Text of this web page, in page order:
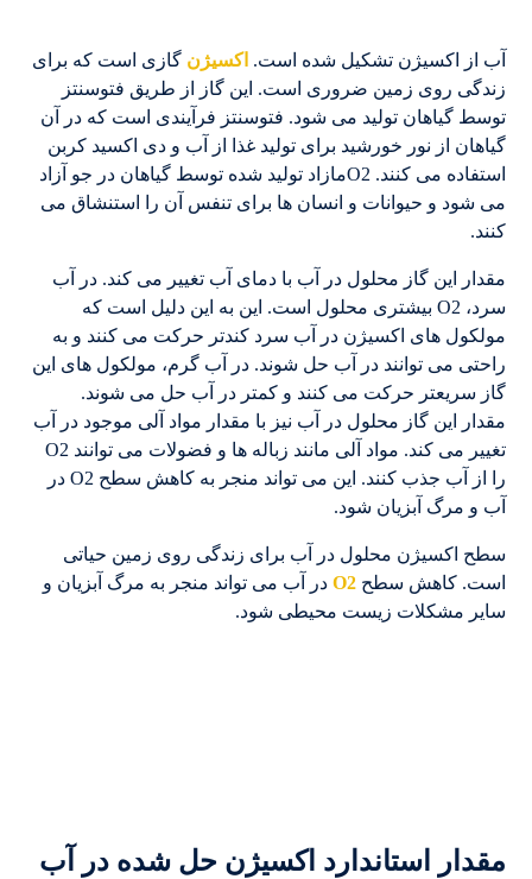
آب از اکسیژن تشکیل شده است. اکسیژن گازی است که برای
زندگی روی زمین ضروری است. این گاز از طریق فتوسنتز
توسط گیاهان تولید می شود. فتوسنتز فرآیندی است که در آن
گیاهان از نور خورشید برای تولید غذا از آب و دی اکسید کربن
استفاده می کنند. O2مازاد تولید شده توسط گیاهان در جو آزاد
می شود و حیوانات و انسان ها برای تنفس آن را استنشاق می
کنند.
مقدار این گاز محلول در آب با دمای آب تغییر می کند. در آب
سرد، O2 بیشتری محلول است. این به این دلیل است که
مولکول های اکسیژن در آب سرد کندتر حرکت می کنند و به
راحتی می توانند در آب حل شوند. در آب گرم، مولکول های این
گاز سریعتر حرکت می کنند و کمتر در آب حل می شوند.
مقدار این گاز محلول در آب نیز با مقدار مواد آلی موجود در آب
تغییر می کند. مواد آلی مانند زباله ها و فضولات می توانند O2
را از آب جذب کنند. این می تواند منجر به کاهش سطح O2 در
آب و مرگ آبزیان شود.
سطح اکسیژن محلول در آب برای زندگی روی زمین حیاتی
است. کاهش سطحO2 در آب می تواند منجر به مرگ آبزیان و
سایر مشکلات زیست محیطی شود.
مقدار استاندارد اکسیژن حل شده در آب